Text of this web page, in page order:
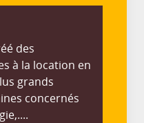
des
à la location en
grands
concernés